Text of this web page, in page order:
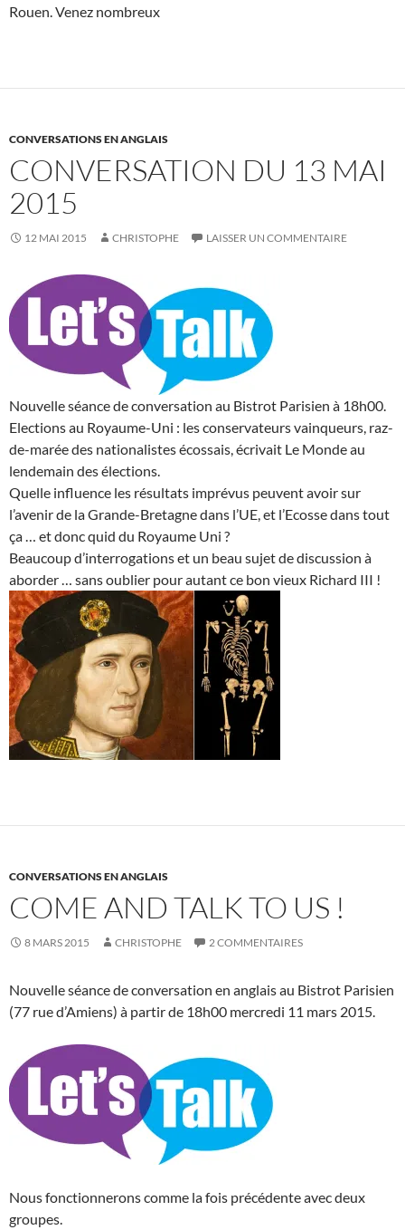
Rouen. Venez nombreux
CONVERSATIONS EN ANGLAIS
CONVERSATION DU 13 MAI
2015
12 MAI 2015 CHRISTOPHE LAISSER UN COMMENTAIRE
Nouvelle séance de conversation au Bistrot Parisien à 18h00.
Elections au Royaume-Uni : les conservateurs vainqueurs, raz-
de-marée des nationalistes écossais, écrivait Le Monde au
lendemain des élections.
Quelle influence les résultats imprévus peuvent avoir sur
l’avenir de la Grande-Bretagne dans l’UE, et l’Ecosse dans tout
ça … et donc quid du Royaume Uni ?
Beaucoup d’interrogations et un beau sujet de discussion à
aborder … sans oublier pour autant ce bon vieux Richard III !
CONVERSATIONS EN ANGLAIS
COME AND TALK TO US !
8 MARS 2015 CHRISTOPHE 2 COMMENTAIRES
Nouvelle séance de conversation en anglais au Bistrot Parisien
(77 rue d’Amiens) à partir de 18h00 mercredi 11 mars 2015.
Nous fonctionnerons comme la fois précédente avec deux
groupes.